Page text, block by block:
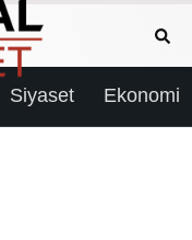
Siyaset Ekonomi